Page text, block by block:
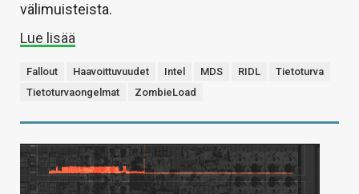
välimuisteista.
Lue lisää
Fallout Haavoittuvuudet Intel MDS RIDL
Tietoturva
Tietoturvaongelmat
ZombieLoad